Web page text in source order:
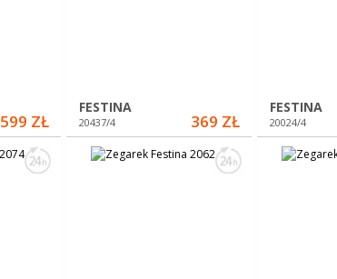
599 ZŁ
FESTINA
369 ZŁ
20437/4
FESTINA
20024/4